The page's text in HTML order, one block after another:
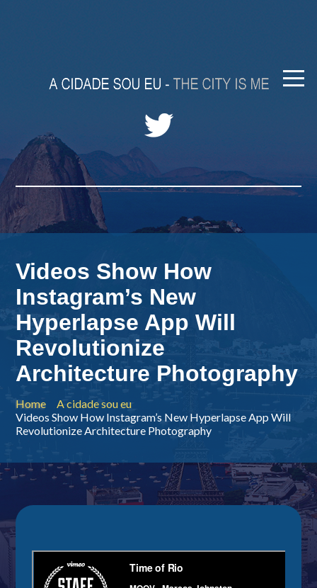
Videos Show How
Instagram’s New
Hyperlapse App Will
Revolutionize
Architecture Photography
Home
A cidade sou eu
Videos Show How Instagram’s New Hyperlapse App Will
Revolutionize Architecture Photography